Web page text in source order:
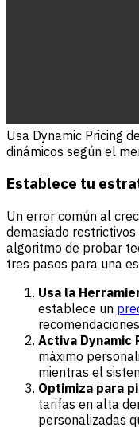
Usa Dynamic Pricing
dinámicos según el
Establece tu
Un error común al
demasiado
algoritmo de probar
tres pasos para una
Usa la
establece un
Activa Dynamic
máximo
mientras el
Optimiza para
tarifas en alta
personalizadas